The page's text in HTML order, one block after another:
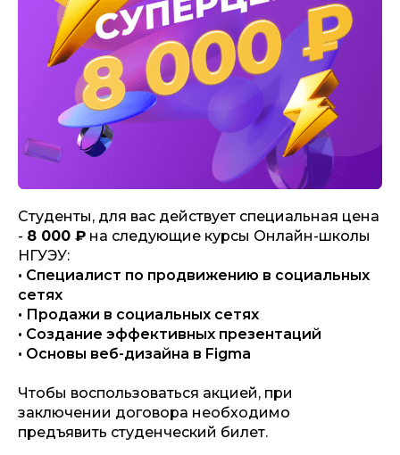
Студенты, для вас действует специальная цена
- 8 000 ₽ на следующие курсы Онлайн-школы
НГУЭУ:
• Специалист по продвижению в социальных
сетях
• Продажи в социальных сетях
• Создание эффективных презентаций
• Основы веб-дизайна в Figma
Чтобы воспользоваться акцией, при
заключении договора необходимо
предъявить студенческий билет.